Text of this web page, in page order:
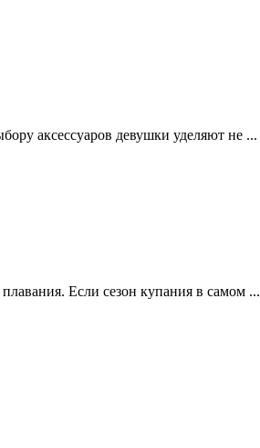
аксессуаров девушки уделяют не ...
Если сезон купания в самом ...